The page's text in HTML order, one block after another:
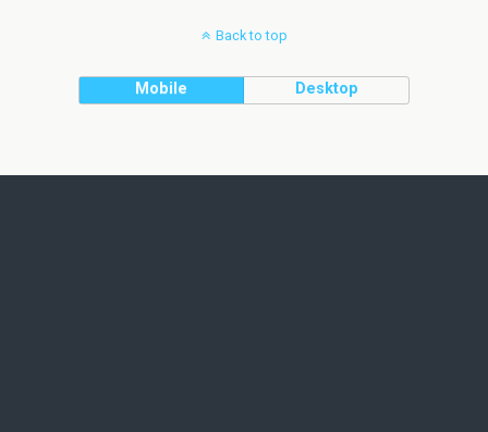
Back to top
Mobile Desktop